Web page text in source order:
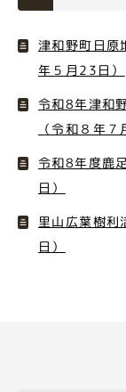
津和野町日原
年５月23日）
令和8年津和
（令和８年７
令和8年度鹿
日）
里山広葉樹利
日）